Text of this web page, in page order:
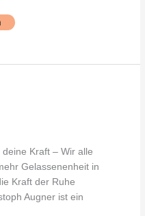
Kraft – Wir alle
Gelassenenheit in
Kraft der Ruhe
Augner ist ein